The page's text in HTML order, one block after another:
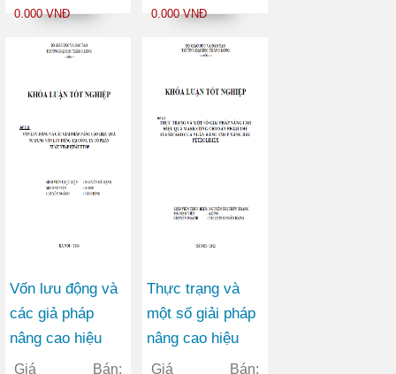
dụng vốn lưu
Cổ phần May
0.000 VNĐ
vận tải container
0.000 VNĐ
Vốn lưu động và
các giả pháp
nâng cao hiệu
quả sử dụng vốn
Giá Bán:
Thực trạng và
một số giải pháp
nâng cao hiệu
quả marketing
Giá Bán: